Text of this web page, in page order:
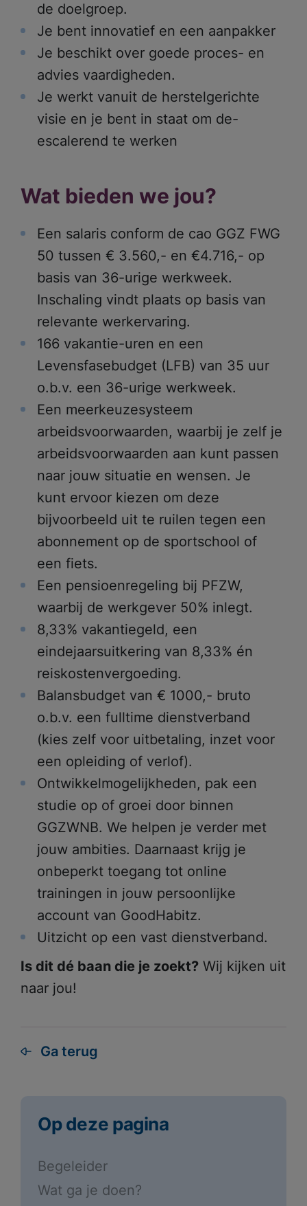
Meest gezocht:
Ik zoek hulp
Wachttijden
de doelgroep.
Je bent innovatief en een aanpakker
Je beschikt over goede proces- en
advies vaardigheden.
Je werkt vanuit de herstelgerichte
visie en je bent in staat om de-
escalerend te werken
Wat bieden we jou?
Een salaris conform de cao GGZ FWG
50 tussen € 3.560,- en €4.716,- op
basis van 36-urige werkweek.
Inschaling vindt plaats op basis van
relevante werkervaring.
166 vakantie-uren en een
Levensfasebudget (LFB) van 35 uur
o.b.v. een 36-urige werkweek.
Een meerkeuzesysteem
arbeidsvoorwaarden, waarbij je zelf je
arbeidsvoorwaarden aan kunt passen
naar jouw situatie en wensen. Je
kunt ervoor kiezen om deze
bijvoorbeeld uit te ruilen tegen een
abonnement op de sportschool of
een fiets.
Een pensioenregeling bij PFZW,
waarbij de werkgever 50% inlegt.
8,33% vakantiegeld, een
eindejaarsuitkering van 8,33% én
reiskostenvergoeding.
Balansbudget van € 1000,- bruto
o.b.v. een fulltime dienstverband
(kies zelf voor uitbetaling, inzet voor
een opleiding of verlof).
Ontwikkelmogelijkheden, pak een
studie op of groei door binnen
GGZWNB. We helpen je verder met
jouw ambities. Daarnaast krijg je
onbeperkt toegang tot online
trainingen in jouw persoonlijke
account van GoodHabitz.
Uitzicht op een vast dienstverband.
Is dit dé baan die je zoekt? Wij kijken uit
naar jou!
Ga terug
Op deze pagina
Begeleider
Wat ga je doen?